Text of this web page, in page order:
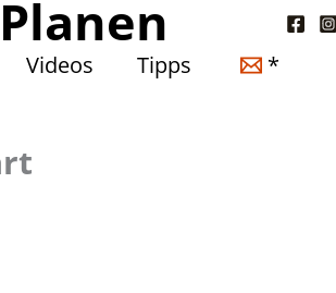
Videos Tipps *